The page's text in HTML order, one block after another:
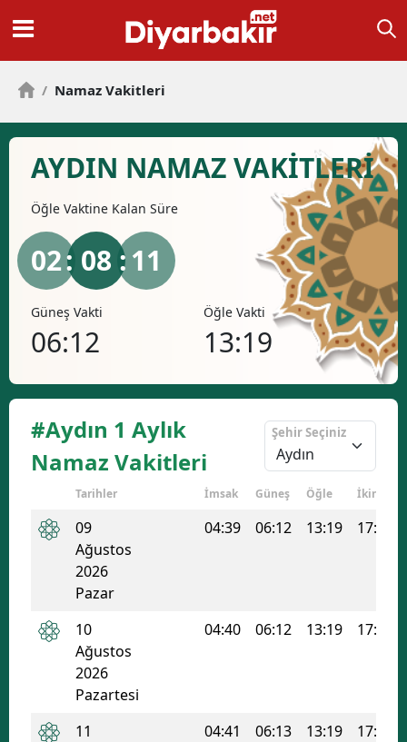
/ Namaz Vakitleri
AYDIN NAMAZ VAKİTLERİ
Öğle Vaktine Kalan Süre
02: 08 :10
Güneş Vakti
06:12
Öğle Vakti
13:19
#Aydın 1 Aylık
Namaz Vakitleri
Şehir Seçiniz
Tarihler İmsak Güneş Öğle İkindi
09
Ağustos
2026
Pazar
04:39 06:12 13:19 17:07
10
Ağustos
2026
Pazartesi
04:40 06:12 13:19 17:06
11
04:41 06:13 13:19 17:06